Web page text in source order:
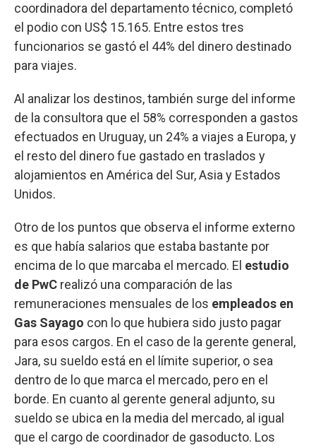
coordinadora del departamento técnico, completó
el podio con US$ 15.165. Entre estos tres
funcionarios se gastó el 44% del dinero destinado
para viajes.
Al analizar los destinos, también surge del informe
de la consultora que el 58% corresponden a gastos
efectuados en Uruguay, un 24% a viajes a Europa, y
el resto del dinero fue gastado en traslados y
alojamientos en América del Sur, Asia y Estados
Unidos.
Otro de los puntos que observa el informe externo
es que había salarios que estaba bastante por
encima de lo que marcaba el mercado. El estudio
de PwC realizó una comparación de las
remuneraciones mensuales de los empleados en
Gas Sayago con lo que hubiera sido justo pagar
para esos cargos. En el caso de la gerente general,
Jara, su sueldo está en el límite superior, o sea
dentro de lo que marca el mercado, pero en el
borde. En cuanto al gerente general adjunto, su
sueldo se ubica en la media del mercado, al igual
que el cargo de coordinador de gasoducto. Los